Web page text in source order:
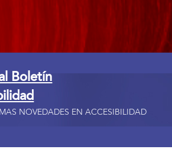
Boletín
NOVEDADES EN ACCESIBILIDAD